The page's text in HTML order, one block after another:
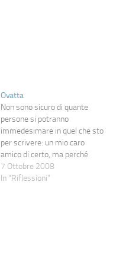
Ovatta
Non sono sicuro di quante
persone si potranno
immedesimare in quel che sto
per scrivere: un mio caro
amico di certo, ma perché
parlo di una caratteristica che
condividiamo e che
7 Ottobre 2008
In "Riflessioni"